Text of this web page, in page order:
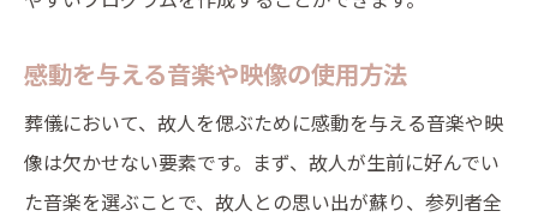
感動を与える音楽や映像の使用方法
葬儀において、故人を偲ぶために感動を与える音楽や映
像は欠かせない要素です。まず、故人が生前に好んでい
た音楽を選ぶことで、故人との思い出が蘇り、参列者全